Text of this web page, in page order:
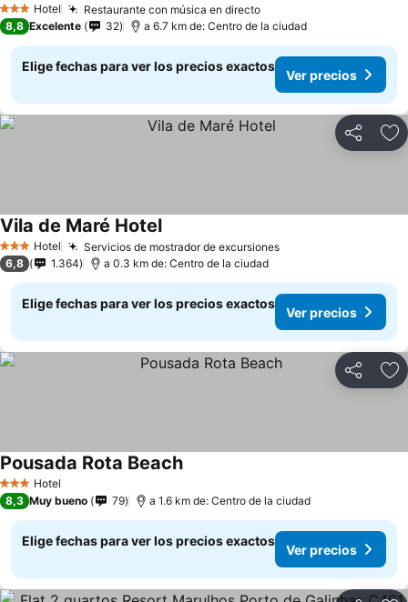
3 Estrellas
Hotel Restaurante con música en directo
8,8 Excelente 32 a 6.7 km de: Centro de la ciudad
Elige fechas para ver los precios exactos
Ver precios
Compartir
3 Estrellas
Hotel Servicios de mostrador de excursiones
Vila de Maré Hotel
6,8 1.364 a 0.3 km de: Centro de la ciudad
Elige fechas para ver los precios exactos
Ver precios
Compartir
3 Estrellas
Hotel
Pousada Rota Beach
8,3 Muy bueno 79 a 1.6 km de: Centro de la ciudad
Elige fechas para ver los precios exactos
Ver precios